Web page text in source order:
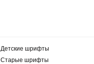
Детские шрифты
Старые шрифты